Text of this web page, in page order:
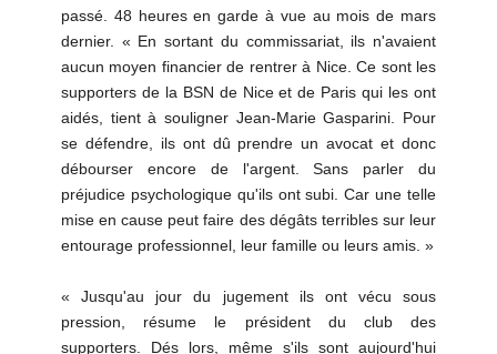
passé. 48 heures en garde à vue au mois de mars
dernier. « En sortant du commissariat, ils n'avaient
aucun moyen financier de rentrer à Nice. Ce sont les
supporters de la BSN de Nice et de Paris qui les ont
aidés, tient à souligner Jean-Marie Gasparini. Pour
se défendre, ils ont dû prendre un avocat et donc
débourser encore de l'argent. Sans parler du
préjudice psychologique qu'ils ont subi. Car une telle
mise en cause peut faire des dégâts terribles sur leur
entourage professionnel, leur famille ou leurs amis. »
« Jusqu'au jour du jugement ils ont vécu sous
pression, résume le président du club des
supporters. Dés lors, même s'ils sont aujourd'hui